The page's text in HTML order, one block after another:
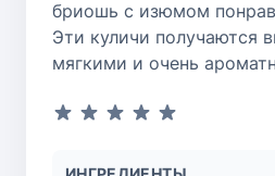
бриошь с изюмом
Эти куличи получаются
мягкими и очень